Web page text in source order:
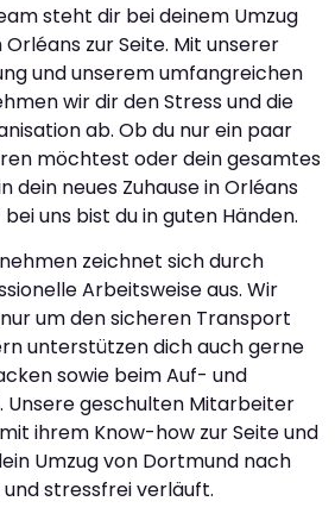
steht dir bei deinem Umzug
zur Seite. Mit unserer
und unserem umfangreichen
wir dir den Stress und die
ab. Ob du nur ein paar
möchtest oder dein gesamtes
dein neues Zuhause in Orléans
uns bist du in guten Händen.
zeichnet sich durch
Arbeitsweise aus. Wir
um den sicheren Transport
unterstützen dich auch gerne
sowie beim Auf- und
Unsere geschulten Mitarbeiter
ihrem Know-how zur Seite und
Umzug von Dortmund nach
stressfrei verläuft.